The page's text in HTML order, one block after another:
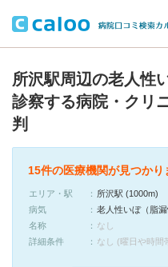
所沢駅周辺の老人性
診察する病院・クリ
判
15件の医療機関が見つかり
エリア・駅
所沢駅 (1000m)
病気
老人性いぼ（脂漏
名称
なし
詳細条件
なし (曜日や時間